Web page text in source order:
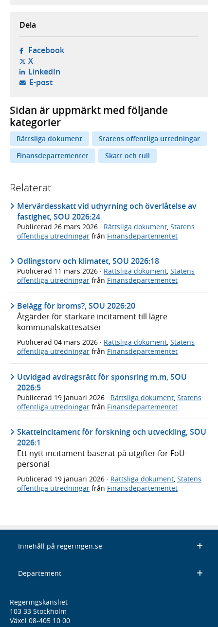
Dela
Facebook- öppnas i ny flik, extern webbplats,
X- öppnas i ny flik, extern webbplats,
LinkedIn- öppnas i ny flik, extern webbplats,
E-post- öppnar din e-postklient,
Sidan är uppmärkt med följande
kategorier
Rättsliga dokument
Statens offentliga utredningar
Finansdepartementet
Skatt och tull
Relaterat
Mervärdesskatt vid uthyrning och överlåtelse av
fastighet, SOU 2026:24
Publicerad 26 mars 2026 · Rättsliga dokument Statens
offentliga utredningar från Finansdepartementet
Odlingstorv och klimatet, SOU 2026:18
Publicerad 11 mars 2026 · Rättsliga dokument, Statens
offentliga utredningar från Finansdepartementet
Belägg för broms?, SOU 2026:20
Åtgärder för starkare incitament till lägre
kommunalskattesatser
Publicerad 04 mars 2026 · Rättsliga dokument, Statens
offentliga utredningar från Finansdepartementet
Utvidgad avdragsrätt för sponsring m.m, SOU
2026:5
Publicerad 19 januari 2026 · Rättsliga dokument Statens
offentliga utredningar från Finansdepartementet
Skatteincitament för forskning och utveckling, SOU
2026:1
Ett nytt incitament baserat på utgifter för FoU-
personal
Publicerad 19 januari 2026 · Rättsliga dokument, Statens
offentliga utredningar från Finansdepartementet
Innehåll på regeringen.se
Departement
Regeringskansliet
103 33 Stockholm
Växel 08-405 10 00